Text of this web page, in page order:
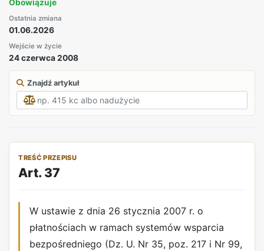
Obowiązuje
Ostatnia zmiana
01.06.2026
Wejście w życie
24 czerwca 2008
Znajdź artykuł
TREŚĆ PRZEPISU
Art. 37
W ustawie z dnia 26 stycznia 2007 r. o
płatnościach w ramach systemów wsparcia
bezpośredniego (Dz. U. Nr 35, poz. 217 i Nr 99,